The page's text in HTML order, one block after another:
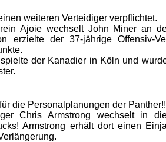
weiteren Verteidiger verpflichtet.
Ajoie wechselt John Miner an
erzielte der 37-jährige Offensiv-
der Kanadier in Köln und
die Personalplanungen der
Chris Armstrong wechselt in
Armstrong erhält dort einen